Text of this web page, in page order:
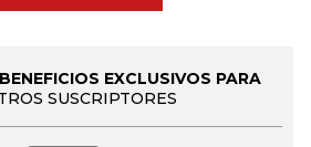
EXCLUSIVOS PARA
SUSCRIPTORES